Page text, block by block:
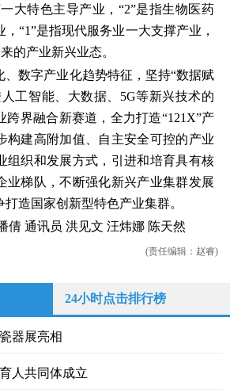
大特色主导产业，“2”是指生物医药
“1”是指现代服务业一大支撑产业，
的产业新兴业态。
、数字产业化趋势特征，坚持“数据赋
工智能、大数据、5G等新兴技术的
跨界融合新赛道，全力打造“121X”产
构建高附加值、自主安全可控的产业
组织和发展方式，引进和培育具有核
业梯队，不断强化新兴产业集群发展
造国家创新型特色产业集群。
倩 通讯员 洪见文 汪炜娜 陈天然
(责任编辑：赵睿)
24小时点击排行榜
器展亮相
人共同体成立